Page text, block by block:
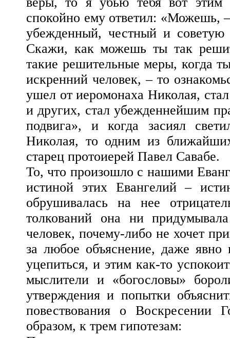
спокойно ему ответил: «Можешь,
убежденный, честный и советую
Скажи, как можешь ты так
такие решительные меры, когда
искренний человек, – то
ушел от иеромонаха Николая,
и других, стал убежденнейшим
подвига», и когда засиял
Николая, то одним из
старец протоиерей Павел Савабе.
То, что произошло с нашими
истиной этих Евангелий –
обрушивалась на нее
толкований она ни
человек, почему-либо не хочет
за любое объяснение, даже явно
уцепиться, и этим как-то
мыслители и «богословы»
утверждения и попытки
повествования о Воскресении
образом, к трем гипотезам: